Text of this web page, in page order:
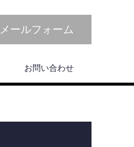
メールフォーム
お問い合わせ